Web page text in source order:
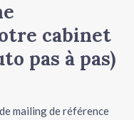
cabinet
pas à pas)
mailing de référence